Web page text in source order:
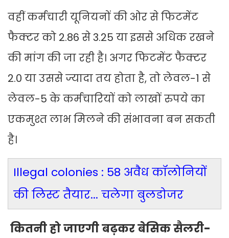
वहीं कर्मचारी यूनियनों की ओर से फिटमेंट
फैक्टर को 2.86 से 3.25 या इससे अधिक रखने
की मांग की जा रही है। अगर फिटमेंट फैक्टर
2.0 या उससे ज्यादा तय होता है, तो लेवल-1 से
लेवल-5 के कर्मचारियों को लाखों रुपये का
एकमुश्त लाभ मिलने की संभावना बन सकती
है।
Illegal colonies : 58 अवैध कॉलोनियों
की लिस्ट तैयार... चलेगा बुलडोजर
क‍ितनी हो जाएगी बढ़कर बेस‍िक सैलरी-